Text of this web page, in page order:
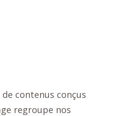
contenus conçus
regroupe nos